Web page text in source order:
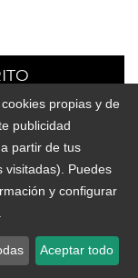
carbón-neutral,
usando
propias y de
publicidad
partir de tus
visitadas). Puedes
y configurar
Aceptar todo